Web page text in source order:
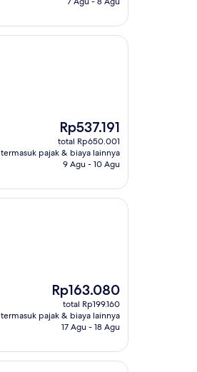
Harga
sekarang
Rp537.191
Rp537.191
total Rp650.001
termasuk pajak & biaya lainnya
9 Agu - 10 Agu
Harga
sekarang
Rp163.080
Rp163.080
total Rp199.160
termasuk pajak & biaya lainnya
17 Agu - 18 Agu